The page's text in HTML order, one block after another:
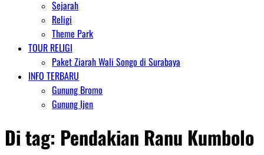
Sejarah
Religi
Theme Park
TOUR RELIGI
Paket Ziarah Wali Songo di Surabaya
INFO TERBARU
Gunung Bromo
Gunung Ijen
Di tag: Pendakian Ranu Kumbolo